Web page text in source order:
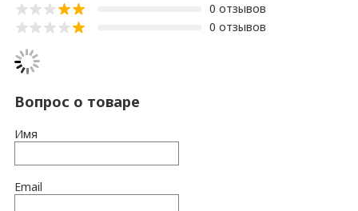
0 отзывов
0 отзывов
Вопрос о товаре
Имя
Email